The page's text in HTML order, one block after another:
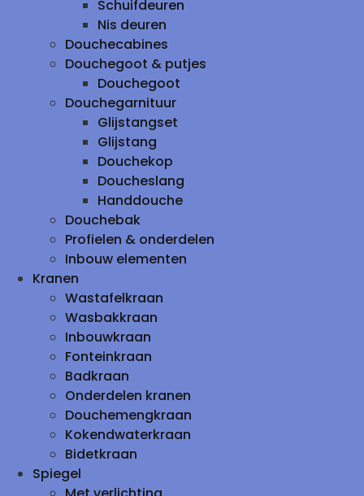
Schuifdeuren
Nis deuren
Douchecabines
Douchegoot & putjes
Douchegoot
Douchegarnituur
Glijstangset
Glijstang
Douchekop
Doucheslang
Handdouche
Douchebak
Profielen & onderdelen
Inbouw elementen
Kranen
Wastafelkraan
Wasbakkraan
Inbouwkraan
Fonteinkraan
Badkraan
Onderdelen kranen
Douchemengkraan
Kokendwaterkraan
Bidetkraan
Spiegel